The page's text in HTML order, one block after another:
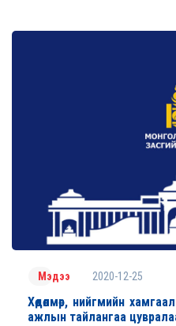
Мэдээ 2020-12-25
Хөдөлмөр, нийгмийн
ажлын тайлангаа